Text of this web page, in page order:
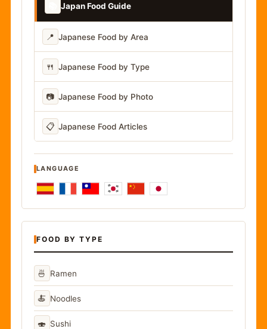
Japan Food Guide
📍 Japanese Food by Area
🍴 Japanese Food by Type
📷 Japanese Food by Photo
📋 Japanese Food Articles
LANGUAGE
FOOD BY TYPE
🍜 Ramen
🍝 Noodles
🍣 Sushi